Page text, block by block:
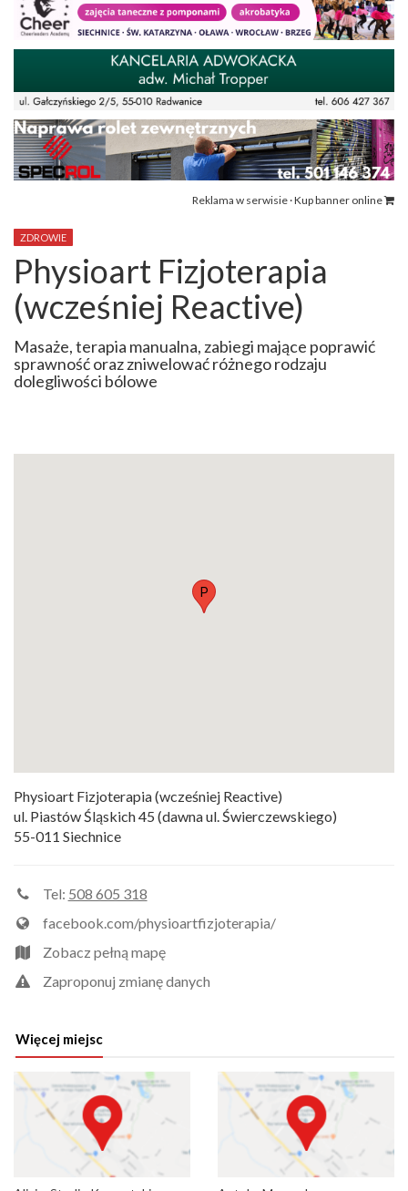
Reklama w serwisie · Kup banner online
ZDROWIE
Physioart Fizjoterapia
(wcześniej Reactive)
Masaże, terapia manualna, zabiegi mające poprawić
sprawność oraz zniwelować różnego rodzaju
dolegliwości bólowe
P
Physioart Fizjoterapia (wcześniej Reactive)
ul. Piastów Śląskich 45 (dawna ul. Świerczewskiego)
55-011 Siechnice
Tel: 508 605 318
facebook.com/physioartfizjoterapia/
Zobacz pełną mapę
Zaproponuj zmianę danych
Więcej miejsc